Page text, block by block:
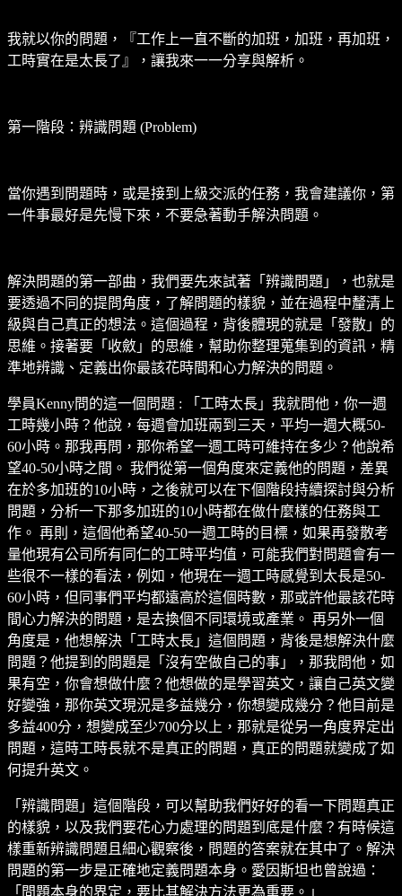
我就以你的問題，『工作上一直不斷的加班，加班，再加班，
工時實在是太長了』，讓我來一一分享與解析。
第一階段：辨識問題 (Problem)
當你遇到問題時，或是接到上級交派的任務，我會建議你，第
一件事最好是先慢下來，不要急著動手解決問題。
解決問題的第一部曲，我們要先來試著「辨識問題」，也就是
要透過不同的提問角度，了解問題的樣貌，並在過程中釐清上
級與自己真正的想法。這個過程，背後體現的就是「發散」的
思維。接著要「收斂」的思維，幫助你整理蒐集到的資訊，精
準地辨識、定義出你最該花時間和心力解決的問題。
學員Kenny問的這一個問題 : 「工時太長」我就問他，你一週
工時幾小時？他說，每週會加班兩到三天，平均一週大概50-
60小時。那我再問，那你希望一週工時可維持在多少？他說希
望40-50小時之間。 我們從第一個角度來定義他的問題，差異
在於多加班的10小時，之後就可以在下個階段持續探討與分析
問題，分析一下那多加班的10小時都在做什麼樣的任務與工
作。 再則，這個他希望40-50一週工時的目標，如果再發散考
量他現有公司所有同仁的工時平均值，可能我們對問題會有一
些很不一樣的看法，例如，他現在一週工時感覺到太長是50-
60小時，但同事們平均都遠高於這個時數，那或許他最該花時
間心力解決的問題，是去換個不同環境或產業。 再另外一個
角度是，他想解決「工時太長」這個問題，背後是想解決什麼
問題？他提到的問題是「沒有空做自己的事」，那我問他，如
果有空，你會想做什麼？他想做的是學習英文，讓自己英文變
好變強，那你英文現況是多益幾分，你想變成幾分？他目前是
多益400分，想變成至少700分以上，那就是從另一角度界定出
問題，這時工時長就不是真正的問題，真正的問題就變成了如
何提升英文。
「辨識問題」這個階段，可以幫助我們好好的看一下問題真正
的樣貌，以及我們要花心力處理的問題到底是什麼？有時候這
樣重新辨識問題且細心觀察後，問題的答案就在其中了。解決
問題的第一步是正確地定義問題本身。愛因斯坦也曾說過：
「問題本身的界定，要比其解決方法更為重要。」